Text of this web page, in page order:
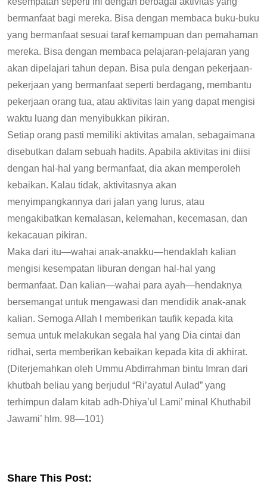
bermanfaat bagi mereka. Bisa dengan membaca buku-buku
yang bermanfaat sesuai taraf kemampuan dan pemahaman
mereka. Bisa dengan membaca pelajaran-pelajaran yang
akan dipelajari tahun depan. Bisa pula dengan pekerjaan-
pekerjaan yang bermanfaat seperti berdagang, membantu
pekerjaan orang tua, atau aktivitas lain yang dapat mengisi
waktu luang dan menyibukkan pikiran.
Setiap orang pasti memiliki aktivitas amalan, sebagaimana
disebutkan dalam sebuah hadits. Apabila aktivitas ini diisi
dengan hal-hal yang bermanfaat, dia akan memperoleh
kebaikan. Kalau tidak, aktivitasnya akan
menyimpangkannya dari jalan yang lurus, atau
mengakibatkan kemalasan, kelemahan, kecemasan, dan
kekacauan pikiran.
Maka dari itu—wahai anak-anakku—hendaklah kalian
mengisi kesempatan liburan dengan hal-hal yang
bermanfaat. Dan kalian—wahai para ayah—hendaknya
bersemangat untuk mengawasi dan mendidik anak-anak
kalian. Semoga Allah l memberikan taufik kepada kita
semua untuk melakukan segala hal yang Dia cintai dan
ridhai, serta memberikan kebaikan kepada kita di akhirat.
(Diterjemahkan oleh Ummu Abdirrahman bintu Imran dari
khutbah beliau yang berjudul “Ri’ayatul Aulad” yang
terhimpun dalam kitab adh-Dhiya’ul Lami’ minal Khuthabil
Jawami’ hlm. 98—101)
Share This Post: